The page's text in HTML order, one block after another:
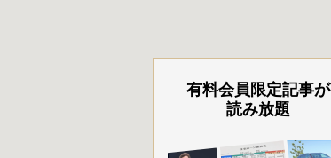
有料会員限定記事が
読み放題